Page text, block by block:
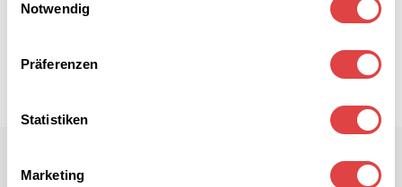
Notwendig
Präferenzen
Statistiken
Marketing